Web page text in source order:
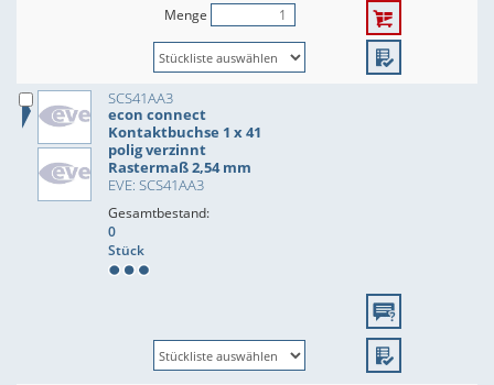
Menge
SCS41AA3
econ connect
Kontaktbuchse 1 x 41
polig verzinnt
Rastermaß 2,54 mm
EVE: SCS41AA3
Gesamtbestand:
0
Stück